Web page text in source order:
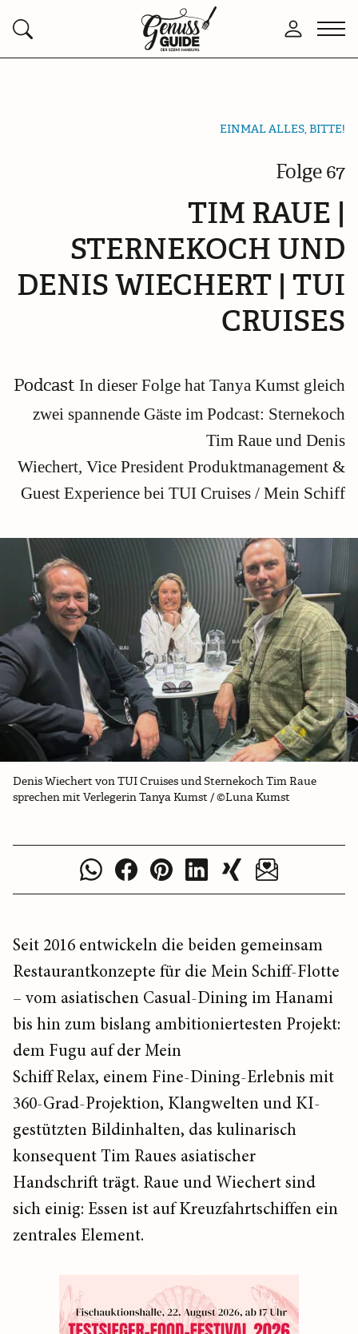
Suchen
Zurück
zur
Anmelden
EINMAL ALLES, BITTE!
Folge 67
TIM RAUE |
STERNEKOCH UND
DENIS WIECHERT | TUI
CRUISES
Podcast In dieser Folge hat Tanya Kumst gleich
zwei spannende Gäste im Podcast: Sternekoch
Tim Raue und Denis
Wiechert, Vice President Produktmanagement &
Guest Experience bei TUI Cruises / Mein Schiff
Denis Wiechert von TUI Cruises und Sternekoch Tim Raue
sprechen mit Verlegerin Tanya Kumst / ©Luna Kumst
Seit 2016 entwickeln die beiden gemeinsam
Restaurantkonzepte für die Mein Schiff-Flotte
– vom asiatischen Casual-Dining im Hanami
bis hin zum bislang ambitioniertesten Projekt:
dem Fugu auf der Mein
Schiff Relax, einem Fine-Dining-Erlebnis mit
360-Grad-Projektion, Klangwelten und KI-
gestützten Bildinhalten, das kulinarisch
konsequent Tim Raues asiatischer
Handschrift trägt. Raue und Wiechert sind
sich einig: Essen ist auf Kreuzfahrtschiffen ein
zentrales Element.